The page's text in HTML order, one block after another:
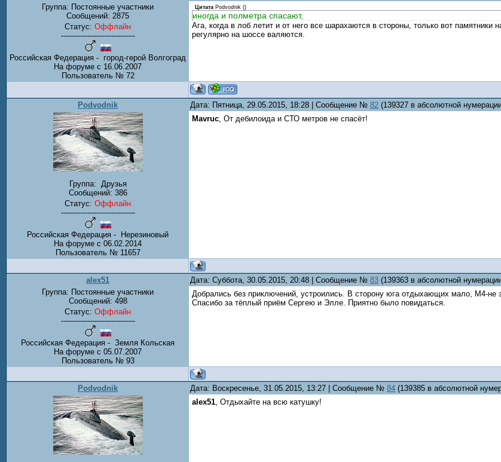
Группа: Постоянные участники
Сообщений: 2875
Статус: Оффлайн
-------------------------------
Российская Федерация - город-герой Волгоград
На форуме с 16.06.2007
Пользователь № 72
Цитата Podvodnik ()
иногда и полметра спасают,
Ага, когда в лоб летит и от него все шарахаются в стороны, только вот
регулярно на шоссе валяются.
Podvodnik Дата: Пятница, 29.05.2015, 18:28 | Сообщение № 82 (139327 в абсолютной
Группа: Друзья
Сообщений: 386
Статус: Оффлайн
-------------------------------
Российская Федерация - Нерезиновый
На форуме с 06.02.2014
Пользователь № 11657
Mavruc, От дебилоида и СТО метров не спасёт!
alex51 Дата: Суббота, 30.05.2015, 20:48 | Сообщение № 83 (139363 в абсолютной
Группа: Постоянные участники
Сообщений: 498
Статус: Оффлайн
-------------------------------
Российская Федерация - Земля Кольская
На форуме с 05.07.2007
Пользователь № 93
Добрались без приключений, устроились. В сторону юга отдыхающих мало, М4-не
Спасибо за тёплый приём Сергею и Элле. Приятно было повидаться.
Podvodnik Дата: Воскресенье, 31.05.2015, 13:27 | Сообщение № 84 (139385 в абсолютной
alex51, Отдыхайте на всю катушку!